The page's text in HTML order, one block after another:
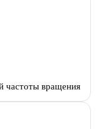
частоты вращения